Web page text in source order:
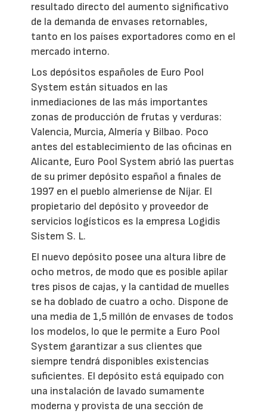
resultado directo del aumento significativo
de la demanda de envases retornables,
tanto en los países exportadores como en el
mercado interno.
Los depósitos españoles de Euro Pool
System están situados en las
inmediaciones de las más importantes
zonas de producción de frutas y verduras:
Valencia, Murcia, Almería y Bilbao. Poco
antes del establecimiento de las oficinas en
Alicante, Euro Pool System abrió las puertas
de su primer depósito español a finales de
1997 en el pueblo almeriense de Níjar. El
propietario del depósito y proveedor de
servicios logísticos es la empresa Logidis
Sistem S. L.
El nuevo depósito posee una altura libre de
ocho metros, de modo que es posible apilar
tres pisos de cajas, y la cantidad de muelles
se ha doblado de cuatro a ocho. Dispone de
una media de 1,5 millón de envases de todos
los modelos, lo que le permite a Euro Pool
System garantizar a sus clientes que
siempre tendrá disponibles existencias
suficientes. El depósito está equipado con
una instalación de lavado sumamente
moderna y provista de una sección de